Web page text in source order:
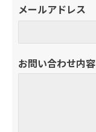
メールアドレス
お問い合わせ内容